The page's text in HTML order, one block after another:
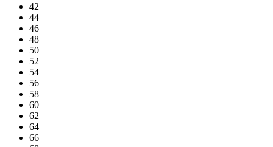
42
44
46
48
50
52
54
56
58
60
62
64
66